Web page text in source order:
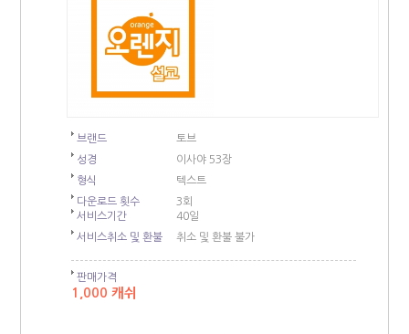
브랜드
토브
성경
이사야 53장
형식
텍스트
다운로드 횟수
3회
서비스기간
40일
서비스취소 및 환불
취소 및 환불 불가
판매가격
1,000 캐쉬